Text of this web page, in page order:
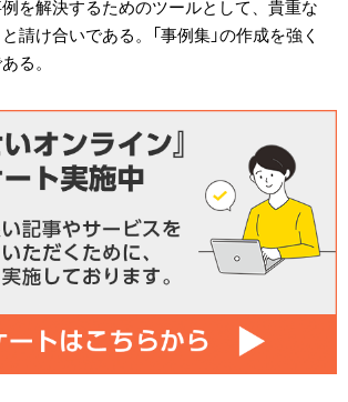
を解決するためのツールとして、貴重な
請け合いである。「事例集」の作成を強く
る。